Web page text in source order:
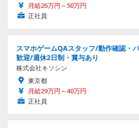
月給26万円～50万円
正社員
スマホゲームQAスタッフ/動作確認・
歓迎/週休2日制・賞与あり
株式会社キソシン
東京都
月給29万円～40万円
正社員